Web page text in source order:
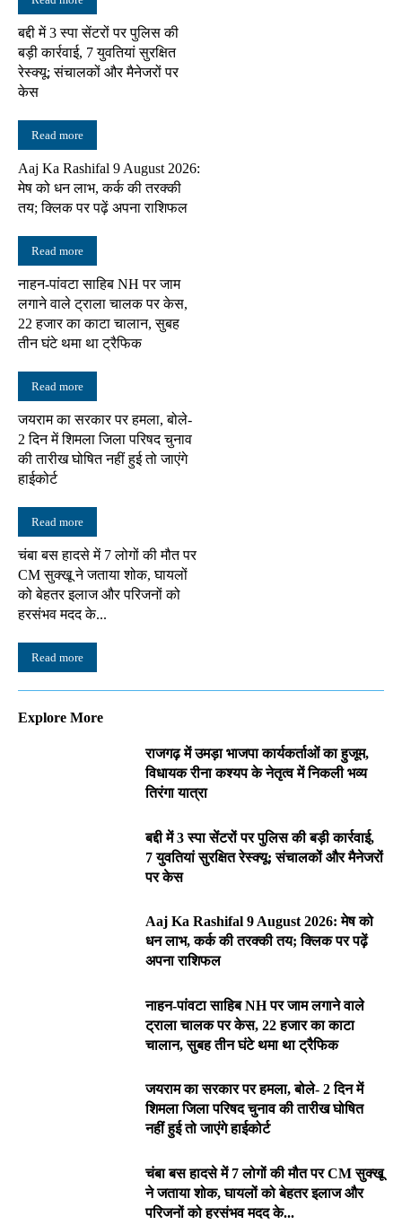
बद्दी में 3 स्पा सेंटरों पर पुलिस की
बड़ी कार्रवाई, 7 युवतियां सुरक्षित
रेस्क्यू; संचालकों और मैनेजरों पर
केस
Read more
Aaj Ka Rashifal 9 August 2026:
मेष को धन लाभ, कर्क की तरक्की
तय; क्लिक पर पढ़ें अपना राशिफल
Read more
नाहन-पांवटा साहिब NH पर जाम
लगाने वाले ट्राला चालक पर केस,
22 हजार का काटा चालान, सुबह
तीन घंटे थमा था ट्रैफिक
Read more
जयराम का सरकार पर हमला, बोले-
2 दिन में शिमला जिला परिषद चुनाव
की तारीख घोषित नहीं हुई तो जाएंगे
हाईकोर्ट
Read more
चंबा बस हादसे में 7 लोगों की मौत पर
CM सुक्खू ने जताया शोक, घायलों
को बेहतर इलाज और परिजनों को
हरसंभव मदद के...
Read more
Explore More
राजगढ़ में उमड़ा भाजपा कार्यकर्ताओं का हुजूम,
विधायक रीना कश्यप के नेतृत्व में निकली भव्य
तिरंगा यात्रा
बद्दी में 3 स्पा सेंटरों पर पुलिस की बड़ी कार्रवाई,
7 युवतियां सुरक्षित रेस्क्यू; संचालकों और मैनेजरों
पर केस
Aaj Ka Rashifal 9 August 2026: मेष को
धन लाभ, कर्क की तरक्की तय; क्लिक पर पढ़ें
अपना राशिफल
नाहन-पांवटा साहिब NH पर जाम लगाने वाले
ट्राला चालक पर केस, 22 हजार का काटा
चालान, सुबह तीन घंटे थमा था ट्रैफिक
जयराम का सरकार पर हमला, बोले- 2 दिन में
शिमला जिला परिषद चुनाव की तारीख घोषित
नहीं हुई तो जाएंगे हाईकोर्ट
चंबा बस हादसे में 7 लोगों की मौत पर CM सुक्खू
ने जताया शोक, घायलों को बेहतर इलाज और
परिजनों को हरसंभव मदद के...